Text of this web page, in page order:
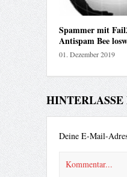
Spammer mit
Antispam Bee
01. Dezember 2019
Deine E-Mail-